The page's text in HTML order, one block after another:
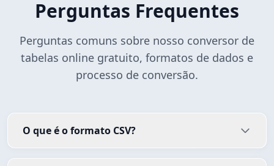
Perguntas Frequentes
Perguntas comuns sobre nosso conversor de
tabelas online gratuito, formatos de dados e
processo de conversão.
O que é o formato CSV?